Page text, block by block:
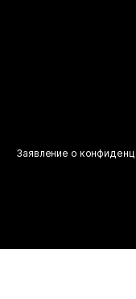
Заявление о